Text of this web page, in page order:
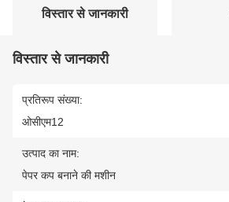
विस्तार से जानकारी
विस्तार से जानकारी
प्रतिरूप संख्या:
ओसीएम12
उत्पाद का नाम:
पेपर कप बनाने की मशीन